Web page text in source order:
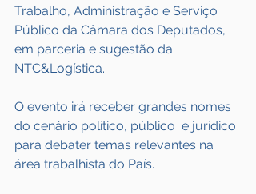
Trabalho, Administração e Serviço
Público da Câmara dos Deputados,
em parceria e sugestão da
NTC&Logística.
O evento irá receber grandes nomes
do cenário político, público  e jurídico
para debater temas relevantes na
área trabalhista do País.